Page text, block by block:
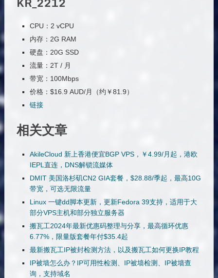
CPU：2 vCPU
内存：2G RAM
硬盘：20G SSD
流量：2T / 月
带宽：100Mbps
价格：$16.9 AUD/月（约￥81.9）
链接
相关文章
AkileCloud 新上香港便宜BGP VPS，￥4.99/月起，港欧
IEPL直连，DNS解锁流媒体
DMIT 美国洛杉矶CN2 GIA套餐，$28.88/季起，最高10G
带宽，可选无限流量
Linux 一键dd脚本更新，更新Fedora 39支持，适用于大
部分VPS主机和部分独立服务器
搬瓦工2024年最新优惠码整理与分享，最高循环优惠
6.77%，限量版套餐年付$35.4起
最新搬瓦工IP被封检测方法，以及搬瓦工如何更换IP教程
IP被墙怎么办？IP可用性检测、IP被墙检测、IP被墙查
询，支持域名